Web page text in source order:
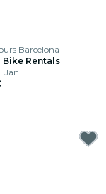
Barcelona
Bike Rentals
Jan.